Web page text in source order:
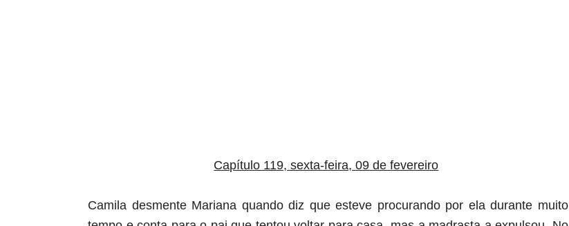
Capítulo 119, sexta-feira, 09 de fevereiro
Camila desmente Mariana quando diz que esteve procurando por ela durante muito